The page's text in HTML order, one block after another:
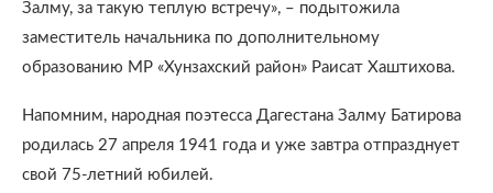
Залму, за такую теплую встречу», – подытожила
заместитель начальника по дополнительному
образованию МР «Хунзахский район» Раисат Хаштихова.
Напомним, народная поэтесса Дагестана Залму Батирова
родилась 27 апреля 1941 года и уже завтра отпразднует
свой 75-летний юбилей.